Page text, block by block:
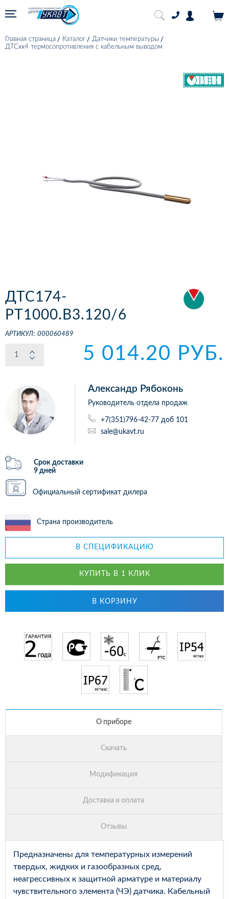
Главная страница Каталог
Датчики температуры
ДТСхх4 термосопротивления с кабельным выводом
ДТС174-
РТ1000.В3.120/6
АРТИКУЛ: 000060489
5 014.20 РУБ.
Александр Рябоконь
Руководитель отдела продаж
+7(351)796-42-77 доб 101
sale@ukavt.ru
Срок доставки
9 дней
Официальный сертификат дилера
Страна производитель
В СПЕЦИФИКАЦИЮ
КУПИТЬ В 1 КЛИК
В КОРЗИНУ
Предназначены для температурных измерений
твердых, жидких и газообразных сред,
неагрессивных к защитной арматуре и материалу
чувствительного элемента (ЧЭ) датчика. Кабельный